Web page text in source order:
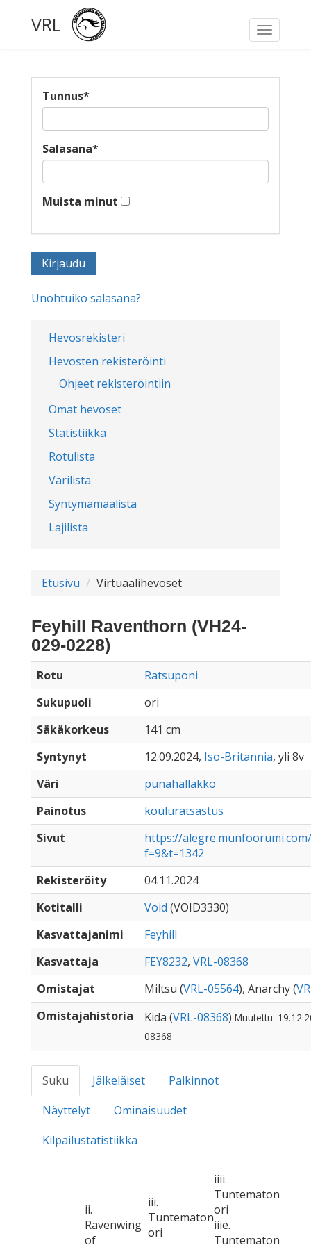
Toggle
VRL
Hevosrekisteri
Hevosten rekisteröinti
Ohjeet rekisteröintiin
Omat hevoset
Statistiikka
Rotulista
Värilista
Syntymämaalista
Lajilista
Tunnus*
Salasana*
Muista minut
Unohtuiko salasana?
Etusivu Virtuaalihevoset
Feyhill Raventhorn (VH24-
029-0228)
Rotu
Ratsuponi
Sukupuoli
ori
Säkäkorkeus
141 cm
Syntynyt
12.09.2024, Iso-Britannia, yli 8v
Väri
punahallakko
Painotus
kouluratsastus
Sivut
https://
f=9&t=1342
Rekisteröity
04.11.2024
Kotitalli
Void (VOID3330)
Kasvattajanimi
Feyhill
Kasvattaja
FEY8232, VRL-08368
Omistajat
Miltsu (VRL-05564), Anarchy (
Omistajahistoria
Kida (VRL-08368) Muutettu:
08368
Suku Jälkeläiset
Palkinnot
Näyttelyt
Ominaisuudet
Kilpailustatistiikka
ii.
Ravenwing
of
iii.
Tuntematon
ori
iiii.
Tuntematon
ori
iiie.
Tuntematon